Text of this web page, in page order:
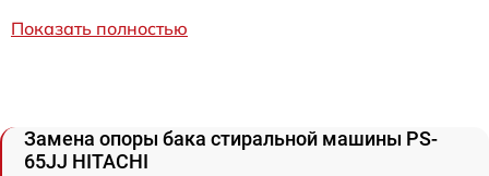
Показать полностью
Замена опоры бака стиральной машины PS-
65JJ HITACHI